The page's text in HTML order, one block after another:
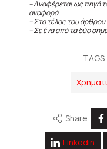
– Αναφέρεται ως πηγή
αναφορά.
– Στο τέλος του
– Σε ένα από τα δύο
TAGS
Share
Linkedin